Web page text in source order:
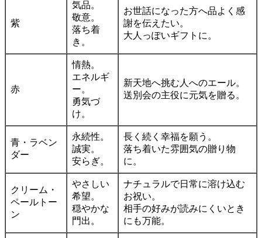
紫
気品。
敬意。
落ち着
き。
お世話になった方へ品よく感
謝を伝えたい。
大人っぽいギフトに。
赤
情熱。
エネルギ
ー。
勇気づ
け。
新天地へ挑む人へのエール。
送別会の主役に元気を贈る。
青・ラベン
ダー
永続性。
誠実。
安らぎ。
長く続く幸福を願う。
落ち着いた雰囲気の贈り物
に。
クリーム・
ペールトー
ン
やさしい
希望。
穏やかな
門出。
ナチュラルで日常に溶け込む
お祝い。
相手の好みが読みにくいとき
にも万能。